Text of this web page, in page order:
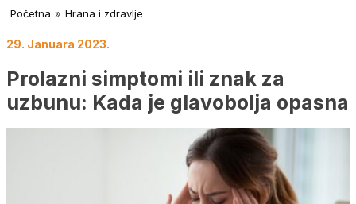
Početna » Hrana i zdravlje
29. Januara 2023.
Prolazni simptomi ili znak za
uzbunu: Kada je glavobolja opasna